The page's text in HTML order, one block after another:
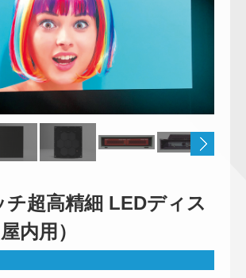
チ超高精細 LEDディス
内用）